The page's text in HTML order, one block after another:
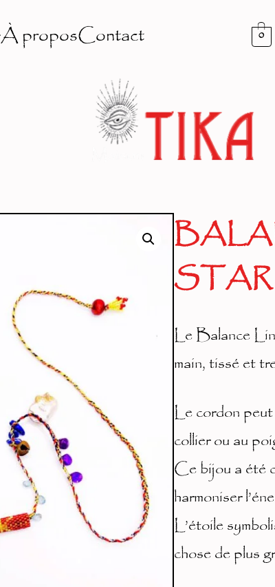
À proposContact 0
STAR
Le Balance
main, tissé et
Le cordon peut
collier ou au
Ce bijou a été
harmoniser
L’étoile
chose de plus